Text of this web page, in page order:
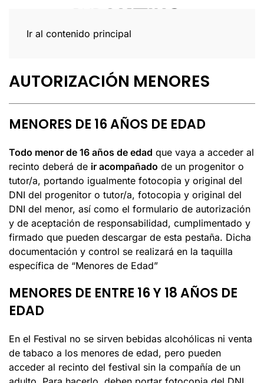
Ir al contenido principal
AUTORIZACIÓN MENORES
MENORES DE 16 AÑOS DE EDAD
Todo menor de 16 años de edad que vaya a acceder al
recinto deberá de ir acompañado de un progenitor o
tutor/a, portando igualmente fotocopia y original del
DNI del progenitor o tutor/a, fotocopia y original del
DNI del menor, así como el formulario de autorización
y de aceptación de responsabilidad, cumplimentado y
firmado que pueden descargar de esta pestaña. Dicha
documentación y control se realizará en la taquilla
específica de “Menores de Edad”
MENORES DE ENTRE 16 Y 18 AÑOS DE
EDAD
En el Festival no se sirven bebidas alcohólicas ni venta
de tabaco a los menores de edad, pero pueden
acceder al recinto del festival sin la compañía de un